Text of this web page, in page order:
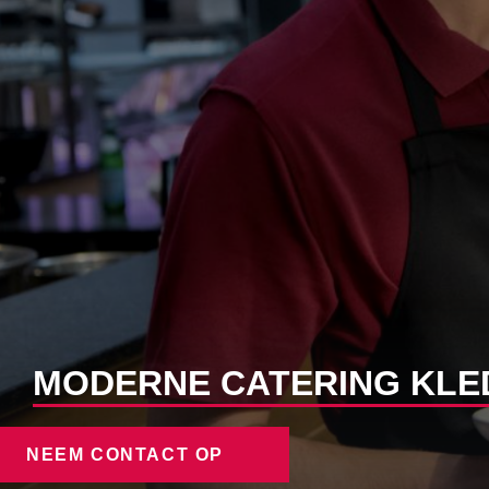
MODERNE CATERING
NEEM CONTACT OP